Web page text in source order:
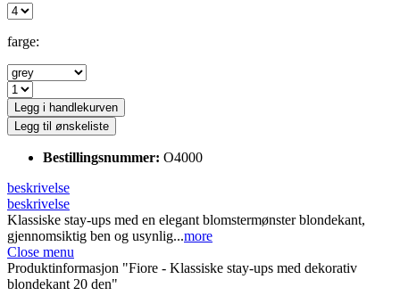
farge:
Legg i handlekurven
Legg til ønskeliste
Bestillingsnummer: O4000
beskrivelse
beskrivelse
Klassiske stay-ups med en elegant blomstermønster blondekant,
gjennomsiktig ben og usynlig...more
Close menu
Produktinformasjon "Fiore - Klassiske stay-ups med dekorativ
blondekant 20 den"